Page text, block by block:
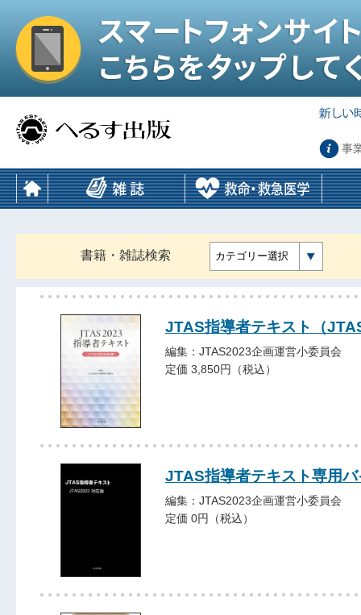
事
書籍・雑誌検索 カテゴリー選択
JTAS指導者テキスト（
編集：JTAS2023企画運営小委員会
定価 3,850円（税込）
JTAS指導者テキスト専用
編集：JTAS2023企画運営小委員会
定価 0円（税込）